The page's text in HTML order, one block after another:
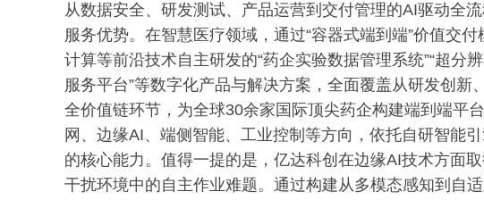
从数据安全、研发测试、产品运营到交付管理的AI驱动全
服务优势。在智慧医疗领域，通过“容器式端到端”价值交
计算等前沿技术自主研发的“药企实验数据管理系统”“超分
服务平台”等数字化产品与解决方案，全面覆盖从研发创
全价值链环节，为全球30余家国际顶尖药企构建端到端平
网、边缘AI、端侧智能、工业控制等方向，依托自研智能
的核心能力。值得一提的是，亿达科创在边缘AI技术方面
干扰环境中的自主作业难题。通过构建从多模态感知到自